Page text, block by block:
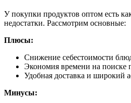
У покупки продуктов оптом есть
недостатки. Рассмотрим основные:
Плюсы:
Снижение себестоимости
Экономия времени на поиске
Удобная доставка и широкий
Минусы: